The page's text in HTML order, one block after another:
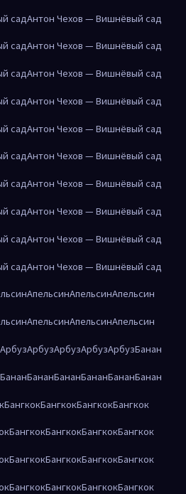
садАнтон Чехов — Вишнёвый сад
садАнтон Чехов — Вишнёвый сад
садАнтон Чехов — Вишнёвый сад
садАнтон Чехов — Вишнёвый сад
садАнтон Чехов — Вишнёвый сад
садАнтон Чехов — Вишнёвый сад
садАнтон Чехов — Вишнёвый сад
садАнтон Чехов — Вишнёвый сад
садАнтон Чехов — Вишнёвый сад
садАнтон Чехов — Вишнёвый сад
АпельсинАпельсинАпельсин
АпельсинАпельсинАпельсин
АрбузАрбузАрбузАрбузАрбузБанан
БананБананБананБананБананБанан
БангкокБангкокБангкокБангкок
БангкокБангкокБангкокБангкок
БангкокБангкокБангкокБангкок
БангкокБангкокБангкокБангкок